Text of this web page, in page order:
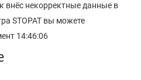
внёс некорректные данные в
STOPAT вы можете
14:46:06